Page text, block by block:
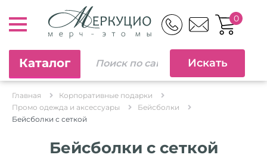
0
Каталог
Главная
Корпоративные подарки
Промо одежда и аксессуары
Бейсболки
Бейсболки с сеткой
Бейсболки с сеткой